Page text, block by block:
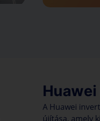
A Huawei
újítása, amely